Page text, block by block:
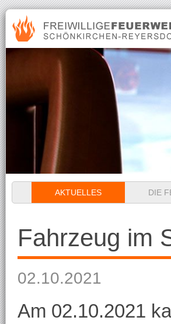
Navigation
AKTUELLES DIE
Fahrzeug im
02.10.2021
Am 02.10.2021